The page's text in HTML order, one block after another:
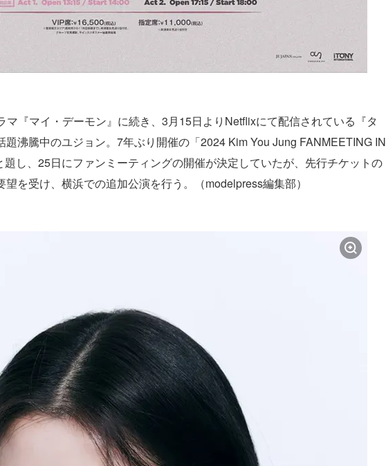
マ『マイ・デーモン』に続き、3月15日よりNetflixにて配信されている『タ
題沸騰中のユジョン。7年ぶり開催の「2024 Kim You Jung FANMEETING IN
し、25日にファンミーティングの開催が決定していたが、先行チケットの
を受け、横浜での追加公演を行う。（modelpress編集部）